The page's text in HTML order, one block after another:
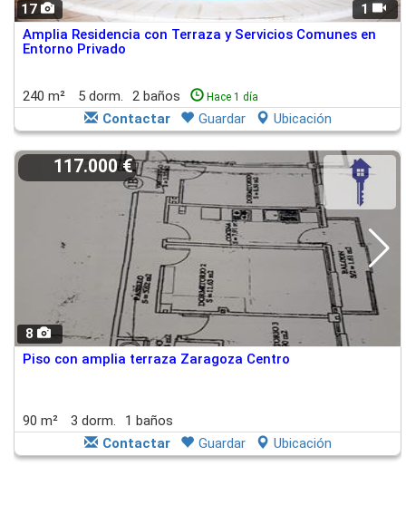
17 1
Amplia Residencia con Terraza y Servicios Comunes en
Entorno Privado
240 m² 5 dorm. 2 baños Hace 1 día
Contactar Guardar Ubicación
8
117.000 €
Piso con amplia terraza Zaragoza Centro
90 m² 3 dorm.
1 baños
Contactar
Guardar Ubicación